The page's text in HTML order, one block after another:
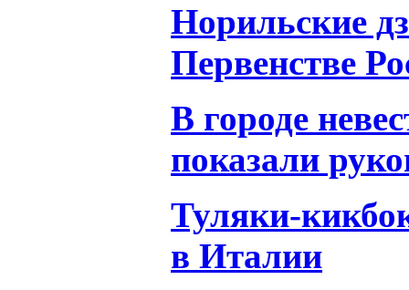
Норильские
Первенстве
В городе
показали
Туляки-
в Италии